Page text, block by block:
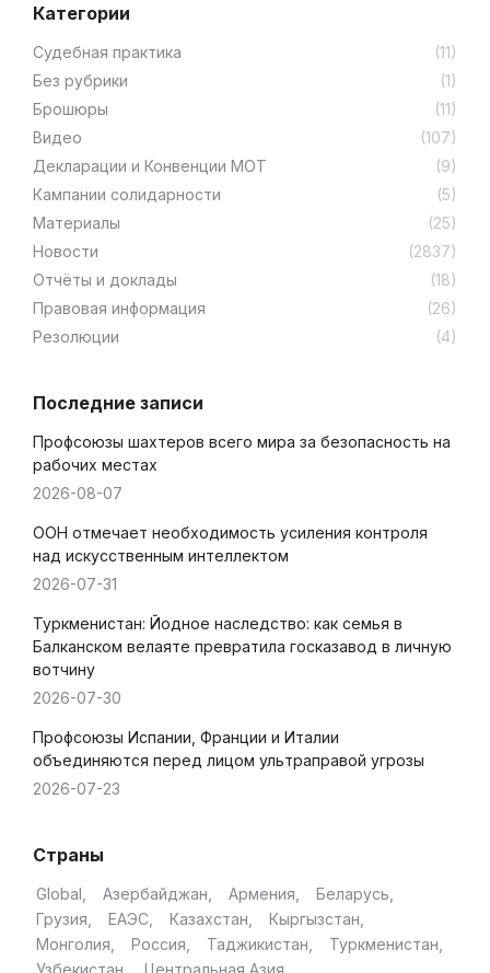
Категории
Cудебная практика
(11)
Без рубрики
(1)
Брошюры
(11)
Видео
(107)
Декларации и Конвенции МОТ
(9)
Кампании солидарности
(5)
Материалы
(25)
Новости
(2837)
Отчёты и доклады
(18)
Правовая информация
(26)
Резолюции
(4)
Последние записи
Профсоюзы шахтеров всего мира за безопасность на
рабочих местах
2026-08-07
ООН отмечает необходимость усиления контроля
над искусственным интеллектом
2026-07-31
Туркменистан: Йодное наследство: как семья в
Балканском велаяте превратила госказавод в личную
вотчину
2026-07-30
Профсоюзы Испании, Франции и Италии
объединяются перед лицом ультраправой угрозы
2026-07-23
Страны
Global Азербайджан Армения
Беларусь
Грузия
ЕАЭС Казахстан
Кыргызстан
Монголия
Россия Таджикистан
Туркменистан
Узбекистан
Центральная Азия